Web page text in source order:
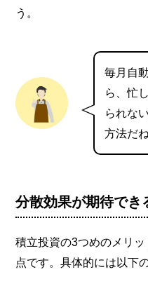
う。
毎月自
ら、忙
られな
方法だね
分散効果が期待でき
積立投資の3つめのメリ
点です。具体的には以下